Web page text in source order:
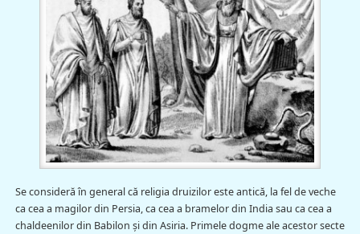
Se consideră în general că religia druizilor este antică, la fel de veche
ca cea a magilor din Persia, ca cea a bramelor din India sau ca cea a
chaldeenilor din Babilon şi din Asiria. Primele dogme ale acestor secte